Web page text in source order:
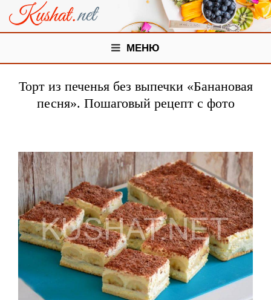
МЕНЮ
Торт из печенья без выпечки «Банановая
песня». Пошаговый рецепт с фото